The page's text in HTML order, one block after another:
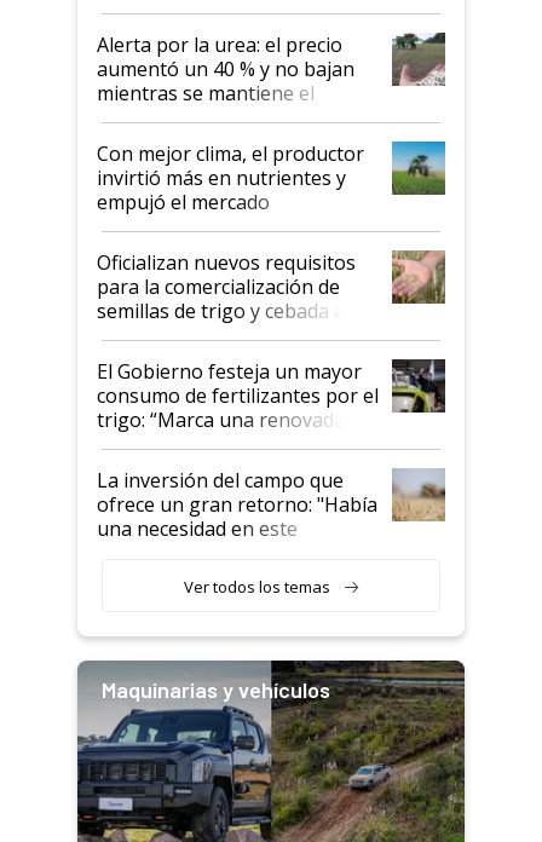
Alerta por la urea: el precio
aumentó un 40 % y no bajan
mientras se mantiene el
conflicto en Medio Oriente
Con mejor clima, el productor
invirtió más en nutrientes y
empujó el mercado
Oficializan nuevos requisitos
para la comercialización de
semillas de trigo y cebada a
granel
El Gobierno festeja un mayor
consumo de fertilizantes por el
trigo: “Marca una renovada
confianza de los productores”
La inversión del campo que
ofrece un gran retorno: "Había
una necesidad en este
Ver todos los temas
Maquinarias y vehículos